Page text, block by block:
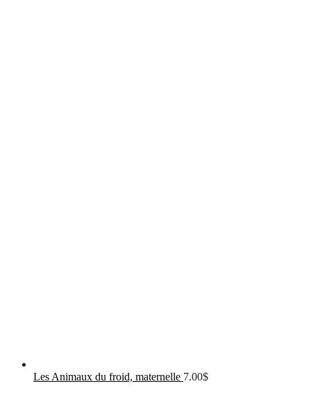
Les Animaux du froid, maternelle 7.00$